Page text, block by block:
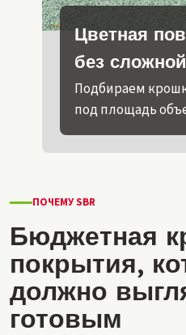
Цветная
без
Подбираем
под площадь
ПОЧЕМУ SBR
Бюджетная
покрытия,
должно
готовым